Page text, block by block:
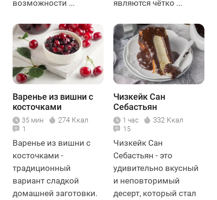
возможности ... являются чётко ...
Варенье из вишни с
косточками
35 мин 274 Ккал
1
Варенье из вишни с
косточками -
традиционный
вариант сладкой
домашней заготовки.
Чизкейк Сан
Себастьян
1 час 332 Ккал
15
Чизкейк Сан
Себастьян - это
удивительно вкусный
и неповторимый
десерт, который стал